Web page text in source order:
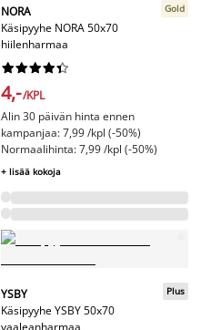
NORA
Käsipyyhe NORA 50x70
hiilenharmaa
Gold






4,-/KPL
Alin 30 päivän hinta ennen
kampanjaa: 7,99 /kpl (-50%)
Normaalihinta: 7,99 /kpl (-50%)
+ lisää kokoja
YSBY
Käsipyyhe YSBY 50x70
vaaleanharmaa
Plus